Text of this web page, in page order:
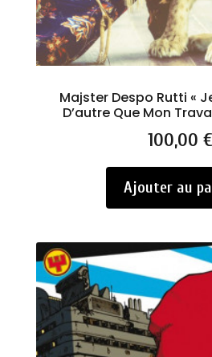
Majster Despo Rutti «
D’autre Que Mon
Prix
100,00 €
Ajouter au